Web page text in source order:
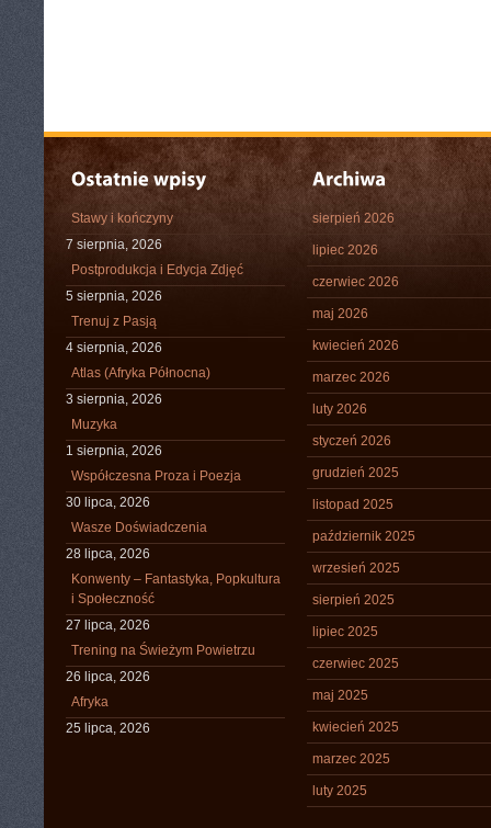
Stawy i kończyny
7 sierpnia, 2026
Postprodukcja i Edycja Zdjęć
5 sierpnia, 2026
Trenuj z Pasją
4 sierpnia, 2026
Atlas (Afryka Północna)
3 sierpnia, 2026
Muzyka
1 sierpnia, 2026
Współczesna Proza i Poezja
30 lipca, 2026
Wasze Doświadczenia
28 lipca, 2026
Konwenty – Fantastyka, Popkultura
i Społeczność
27 lipca, 2026
Trening na Świeżym Powietrzu
26 lipca, 2026
Afryka
25 lipca, 2026
sierpień 2026
lipiec 2026
czerwiec 2026
maj 2026
kwiecień 2026
marzec 2026
luty 2026
styczeń 2026
grudzień 2025
listopad 2025
październik 2025
wrzesień 2025
sierpień 2025
lipiec 2025
czerwiec 2025
maj 2025
kwiecień 2025
marzec 2025
luty 2025